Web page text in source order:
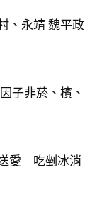
、永靖 魏平政
子非菸、檳、
愛 吃剉冰消